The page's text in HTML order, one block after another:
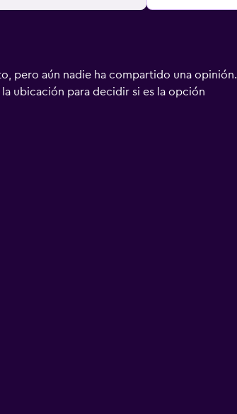
pero aún nadie ha compartido una opinión.
ubicación para decidir si es la opción